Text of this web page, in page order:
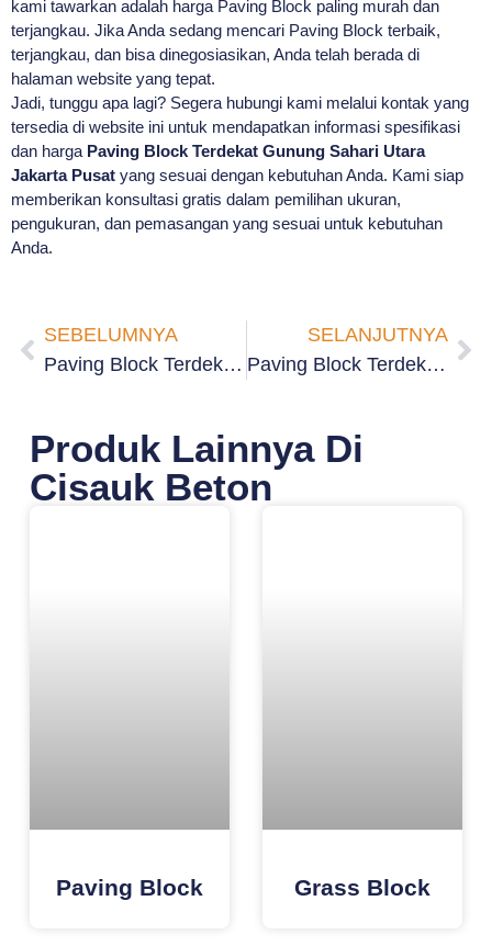
kami tawarkan adalah harga Paving Block paling murah dan
terjangkau. Jika Anda sedang mencari Paving Block terbaik,
terjangkau, dan bisa dinegosiasikan, Anda telah berada di
halaman website yang tepat.
Jadi, tunggu apa lagi? Segera hubungi kami melalui kontak yang
tersedia di website ini untuk mendapatkan informasi spesifikasi
dan harga Paving Block Terdekat Gunung Sahari Utara
Jakarta Pusat yang sesuai dengan kebutuhan Anda. Kami siap
memberikan konsultasi gratis dalam pemilihan ukuran,
pengukuran, dan pemasangan yang sesuai untuk kebutuhan
Anda.
SEBELUMNYA
Paving Block Terdekat Sawah Besar Jakarta Pusat
SELANJUTNYA
Paving Block Terdekat Karang Anyar Jakarta Pusat
Produk Lainnya Di
Cisauk Beton
Paving Block Grass Block